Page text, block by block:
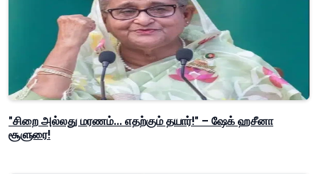
"சிறை அல்லது மரணம்... எதற்கும் தயார்!" – ஷேக் ஹசீனா
சூளுரை!